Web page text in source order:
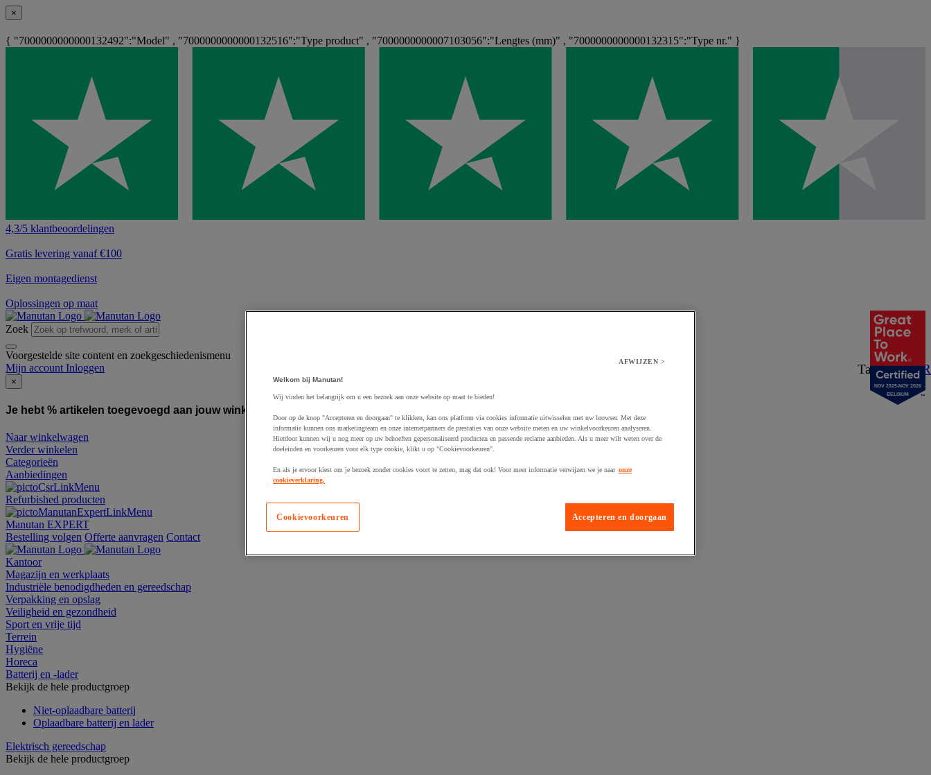
×
{ "7000000000000132492":"Model" , "7000000000000132516":"Type product" , "7000000000007103056":"Lengtes (mm)" , "7000000000000132315":"Type nr." }
4,3/5 klantbeoordelingen
Gratis levering vanaf €100
Eigen montagedienst
Oplossingen op maat
Zoek
Voorgestelde site content en zoekgeschiedenismenu
Taal:NL/FR
Mijn account Inloggen
×
Je hebt % artikelen toegevoegd aan jouw winkelwagen:
Naar winkelwagen
Verder winkelen
Categorieën
Aanbiedingen
Refurbished producten
Manutan EXPERT
Bestelling volgen Offerte aanvragen Contact
Kantoor
Magazijn en werkplaats
Industriële benodigdheden en gereedschap
Verpakking en opslag
Veiligheid en gezondheid
Sport en vrije tijd
Terrein
Hygiëne
Horeca
Batterij en -lader
Bekijk de hele productgroep
Niet-oplaadbare batterij
Oplaadbare batterij en lader
Elektrisch gereedschap
Bekijk de hele productgroep
NOV 2025-NOV 2026
BELGIUM
AFWIJZEN >
Welkom bij Manutan!
Wij vinden het belangrijk om u een bezoek aan onze website op maat te bieden!
Door op de knop "Accepteren en doorgaan" te klikken, kan ons platform via cookies informatie uitwisselen met uw browser. Met deze
informatie kunnen ons marketingteam en onze internetpartners de prestaties van onze website meten en uw winkelvoorkeuren analyseren.
Hierdoor kunnen wij u nog meer op uw behoeften gepersonaliseerd producten en passende reclame aanbieden. Als u meer wilt weten over de
doeleinden en voorkeuren voor elk type cookie, klikt u op "Cookievoorkeuren".
En als je ervoor kiest om je bezoek zonder cookies voort te zetten, mag dat ook! Voor meer informatie verwijzen we je naar onze
cookieverklaring.
Accepteren en doorgaan
Cookievoorkeuren